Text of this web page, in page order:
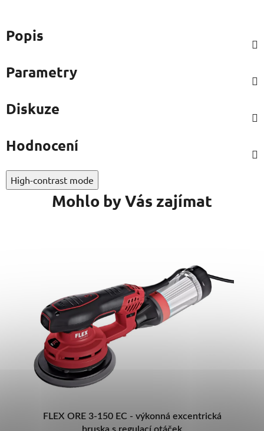
Popis
Parametry
Diskuze
Hodnocení
High-contrast mode
Mohlo by Vás zajímat
Kovax Chargema-X 31/3O - AKU retušovací